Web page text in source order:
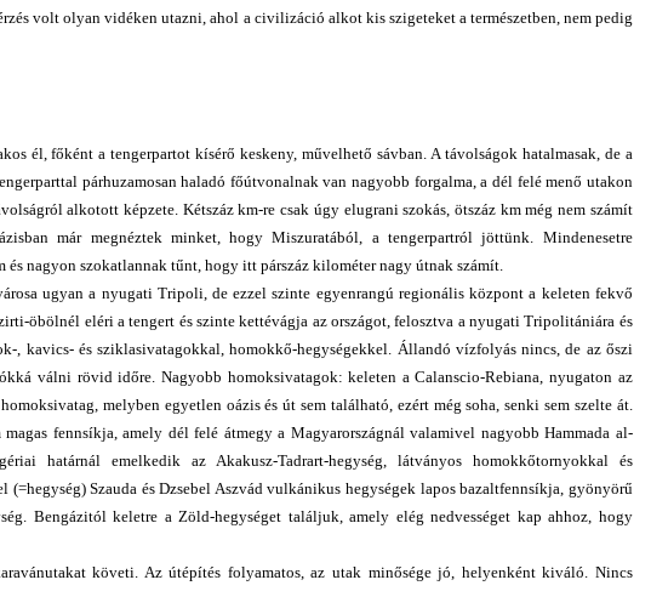
volt olyan vidéken utazni, ahol a civilizáció alkot kis szigeteket a természetben, nem pedig
él, főként a tengerpartot kísérő keskeny, művelhető sávban. A távolságok hatalmasak, de a
párhuzamosan haladó főútvonalnak van nagyobb forgalma, a dél felé menő utakon
alkotott képzete. Kétszáz km-re csak úgy elugrani szokás, ötszáz km még nem számít
már megnéztek minket, hogy Miszuratából, a tengerpartról jöttünk. Mindenesetre
és nagyon szokatlannak tűnt, hogy itt párszáz kilométer nagy útnak számít.
ugyan a nyugati Tripoli, de ezzel szinte egyenrangú regionális központ a keleten fekvő
öbölnél eléri a tengert és szinte kettévágja az országot, felosztva a nyugati Tripolitániára és
, kavics- és sziklasivatagokkal, homokkő-hegységekkel. Állandó vízfolyás nincs, de az őszi
válni rövid időre. Nagyobb homoksivatagok: keleten a Calanscio-Rebiana, nyugaton az
melyben egyetlen oázis és út sem található, ezért még soha, senki sem szelte át.
fennsíkja, amely dél felé átmegy a Magyarországnál valamivel nagyobb Hammada al-
határnál emelkedik az Akakusz-Tadrart-hegység, látványos homokkőtornyokkal és
Szauda és Dzsebel Aszvád vulkánikus hegységek lapos bazaltfennsíkja, gyönyörű
Bengázitól keletre a Zöld-hegységet találjuk, amely elég nedvességet kap ahhoz, hogy
követi. Az útépítés folyamatos, az utak minősége jó, helyenként kiváló. Nincs